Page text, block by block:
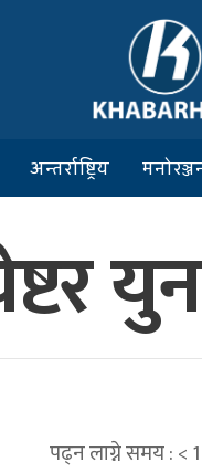
अन्तर्राष्ट्रिय
पढ्न लाग्ने समय :< 1